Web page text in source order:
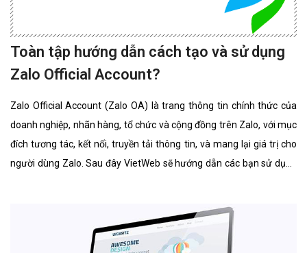
Toàn tập hướng dẫn cách tạo và sử dụng
Zalo Official Account?
Zalo Official Account (Zalo OA) là trang thông tin chính thức của
doanh nghiệp, nhãn hàng, tổ chức và cộng đồng trên Zalo, với mục
đích tương tác, kết nối, truyền tải thông tin, và mang lại giá trị cho
người dùng Zalo. Sau đây VietWeb sẽ hướng dẫn các bạn sử dụng